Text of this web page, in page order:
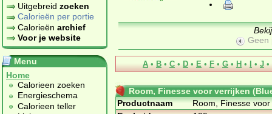
Uitgebreid zoeken
Calorieën per portie
Calorieën archief
Voor je website
Menu
Home
Calorieen zoeken
Energieschema
Calorieen teller
Geen
A • B • C • D • E • F • G • H • I • J •
Room, Finesse voor verrijken
Productnaam
Room, Finesse